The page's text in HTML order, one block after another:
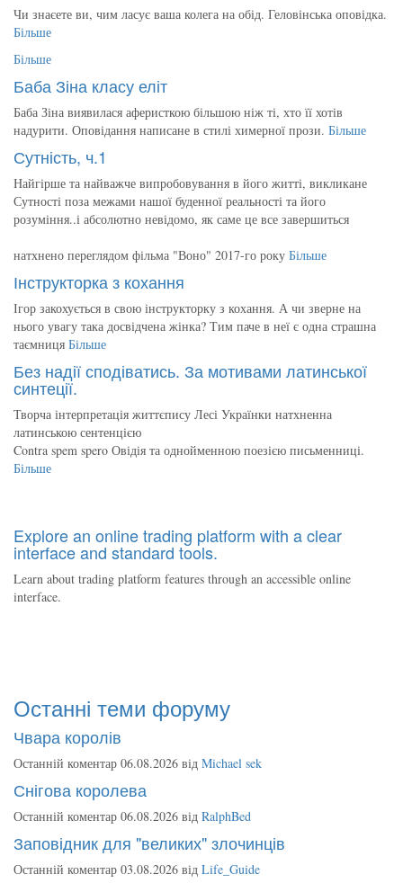
Чи знаєете ви, чим ласує ваша колега на обід. Геловінська оповідка.
Більше
Більше
Баба Зіна класу еліт
Баба Зіна виявилася аферисткою більшою ніж ті, хто її хотів
надурити. Оповідання написане в стилі химерної прози. Більше
Сутність, ч.1
Найгірше та найважче випробовування в його житті, викликане
Сутності поза межами нашої буденної реальності та його
розуміння..і абсолютно невідомо, як саме це все завершиться
натхнено переглядом фільма "Воно" 2017-го року Більше
Інструкторка з кохання
Ігор закохується в свою інструкторку з кохання. А чи зверне на
нього увагу така досвідчена жінка? Тим паче в неї є одна страшна
таємниця Більше
Без надії сподіватись. За мотивами латинської
синтеції.
Творча інтерпретація життєпису Лесі Українки натхненна
латинською сентенцією
Contra spem spero Овідія та однойменною поезією письменниці.
Більше
Explore an online trading platform with a clear
interface and standard tools.
Learn about trading platform features through an accessible online
interface.
Останні теми форуму
Чвара королів
Останній коментар 06.08.2026 від Michael sek
Снігова королева
Останній коментар 06.08.2026 від RalphBed
Заповідник для "великих" злочинців
Останній коментар 03.08.2026 від Life_Guide